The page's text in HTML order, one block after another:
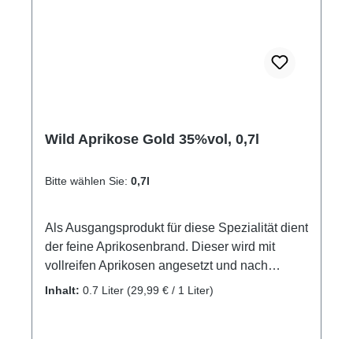
Wild Aprikose Gold 35%vol, 0,7l
Bitte wählen Sie: 0,7l
Als Ausgangsprodukt für diese Spezialität dient
der feine Aprikosenbrand. Dieser wird mit
vollreifen Aprikosen angesetzt und nach
einigen Wochen abgepresst und filtriert. Durch
Inhalt: 0.7 Liter (29,99 € / 1 Liter)